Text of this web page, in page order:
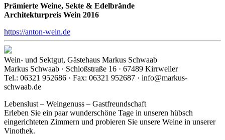
Prämierte Weine, Sekte & Edelbrände
Architekturpreis Wein 2016
https://anton-wein.de
Wein- und Sektgut, Gästehaus Markus Schwaab
Markus Schwaab · Schloßstraße 16 · 67489 Kirrweiler
Tel.: 06321 952686 · Fax: 06321 952687 · info@markus-
schwaab.de
Lebenslust – Weingenuss – Gastfreundschaft
Erleben Sie ein paar wunderschöne Tage in unseren hübsch
eingerichteten Zimmern und probieren Sie unsere Weine in unserer
Vinothek.